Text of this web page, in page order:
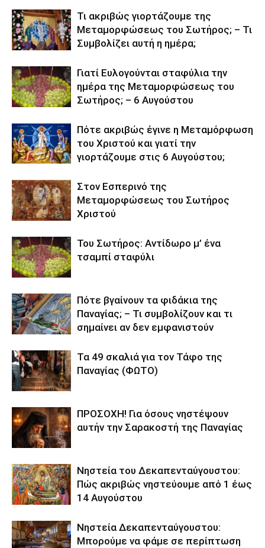
Τι ακριβώς γιορτάζουμε της
Μεταμορφώσεως του Σωτήρος; – Τι
Συμβολίζει αυτή η ημέρα;
Γιατί Ευλογούνται σταφύλια την
ημέρα της Μεταμορφώσεως του
Σωτήρος; – 6 Αυγούστου
Πότε ακριβώς έγινε η Μεταμόρφωση
του Χριστού και γιατί την
γιορτάζουμε στις 6 Αυγούστου;
Στον Εσπερινό της
Μεταμορφώσεως του Σωτήρος
Χριστού
Του Σωτήρος: Αντίδωρο μ’ ένα
τσαμπί σταφύλι
Πότε βγαίνουν τα φιδάκια της
Παναγίας; – Τι συμβολίζουν και τι
σημαίνει αν δεν εμφανιστούν
Τα 49 σκαλιά για τον Τάφο της
Παναγίας (ΦΩΤΟ)
ΠΡΟΣΟΧΗ! Για όσους νηστέψουν
αυτήν την Σαρακοστή της Παναγίας
Νηστεία του Δεκαπενταύγουστου:
Πώς ακριβώς νηστεύουμε από 1 έως
14 Αυγούστου
Νηστεία Δεκαπενταύγουστου:
Μπορούμε να φάμε σε περίπτωση